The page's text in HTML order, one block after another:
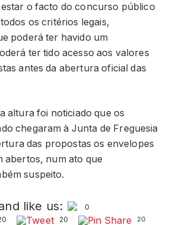
o facto do concurso público
os critérios legais,
poderá ter havido um
ter tido acesso aos valores
antes da abertura oficial das
altura foi noticiado que os
chegaram à Junta de Freguesia
das propostas os envelopes
abertos, num ato que
suspeito.
like us:
0
20 20